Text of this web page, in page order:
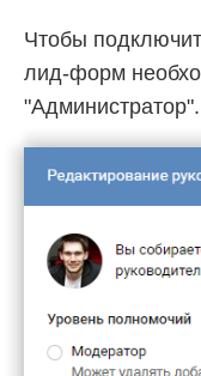
Чтобы
лид-форм
"Администратор".